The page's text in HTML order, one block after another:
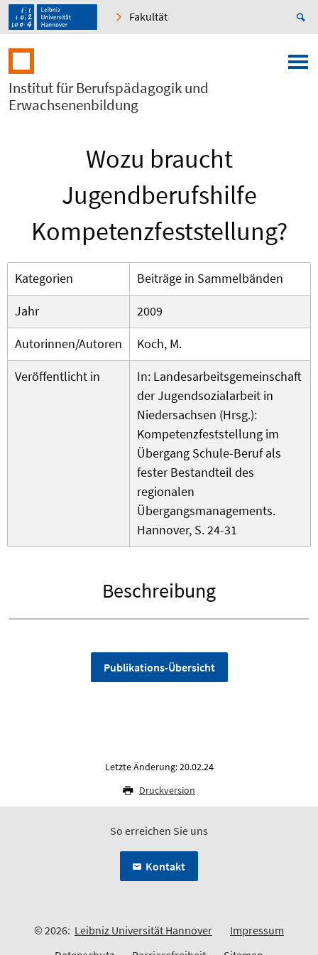
Fakultät
Institut für Berufspädagogik und
Erwachsenenbildung
Wozu braucht
Jugendberufshilfe
Kompetenzfeststellung?
Kategorien
Beiträge in Sammelbänden
Jahr
2009
Autorinnen/Autoren
Koch, M.
Veröffentlicht in
In: Landesarbeitsgemeinschaft
der Jugendsozialarbeit in
Niedersachsen (Hrsg.):
Kompetenzfeststellung im
Übergang Schule-Beruf als
fester Bestandteil des
regionalen
Übergangsmanagements.
Hannover, S. 24-31
Beschreibung
Publikations-Übersicht
Letzte Änderung: 20.02.24
Druckversion
So erreichen Sie uns
Kontakt
© 2026: Leibniz Universität Hannover
Impressum